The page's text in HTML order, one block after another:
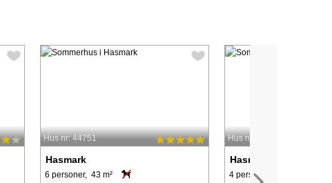
Hus nr: 44751
Hasmark
6 personer, 43 m²
Hus nr: 65763
Hasmark
4 personer, 59 m²